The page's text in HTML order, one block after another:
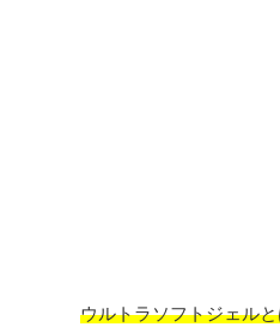
ウルトラソフトジェル